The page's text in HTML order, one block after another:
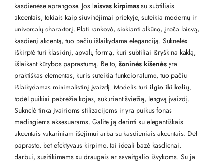
kasdienėse aprangose. Jos laisvas kirpimas su subtiliais
akcentais, tokiais kaip siuvinėjimai priekyje, suteikia modernų ir
universalų charakterį. Plati rankovė, siekianti alkūnę, įneša laisvą,
kasdienį akcentą, tuo pačiu išlaikydama eleganciją. Suknelės
iškirptė turi klasikinį, apvalų formą, kuri subtiliai išryškina kaklą,
išlaikant kūrybos paprastumą. Be to, šoninės kišenės yra
praktiškas elementas, kuris suteikia funkcionalumo, tuo pačiu
išlaikydamas minimalistinį įvaizdį. Modelis turi ilgio iki kelių,
todėl puikiai pabrėžia kojas, sukuriant šviežią, lengvą įvaizdį.
Suknelė tinka įvairioms stilizacijoms ir yra puikus fonas
madingiems aksesuarams. Galite ją derinti su elegantiškais
akcentais vakariniam išėjimui arba su kasdieniais akcentais. Dėl
paprasto, bet efektyvaus kirpimo, tai ideali bazė kasdienai,
darbui, susitikimams su draugais ar savaitgalio išvykoms. Su ja